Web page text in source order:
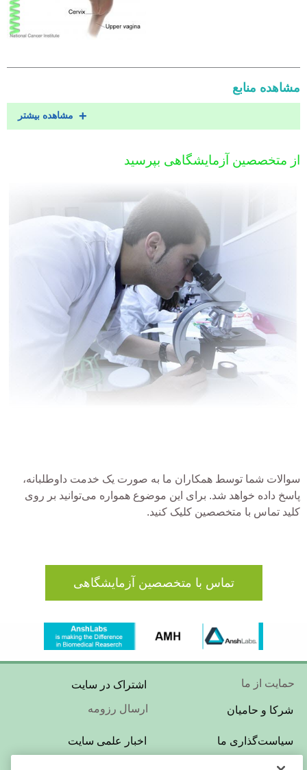
مشاهده منابع
مشاهده بیشتر
از متخصصین آزمایشگاهی بپرسید
سوالات شما توسط همکاران ما به صورت یک خدمت داوطلبانه،
پاسخ داده خواهد شد. برای این موضوع همواره می‌توانید بر روی
کلید تماس با متخصصین کلیک کنید.
تماس با متخصصین آزمایشگاهی
Footer
اشتراک در سایت حمایت از ما
ارسال رزومه شرکا و حامیان
Footer
Menu
اخبار علمی سایت سیاست‌گذاری ما
تبلیغات در سایت